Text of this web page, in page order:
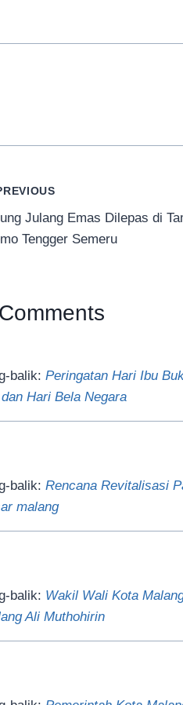
Julang Emas Dilepas di
Tengger Semeru
balik: Peringatan Hari Ibu
Hari Bela Negara
balik: Rencana Revitalisasi
malang
balik: Wakil Wali Kota
Ali Muthohirin